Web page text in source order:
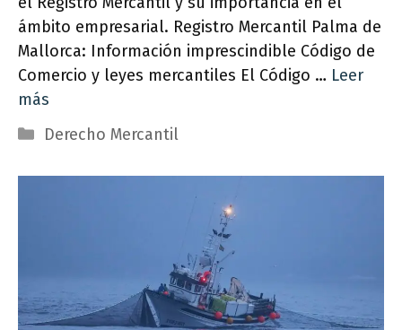
ámbito empresarial. Registro Mercantil Palma de
Mallorca: Información imprescindible Código de
Comercio y leyes mercantiles El Código … Leer
más
Categorías
Derecho Mercantil